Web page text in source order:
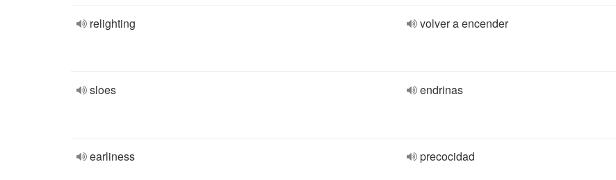
relighting volver a encender
sloes endrinas
earliness precocidad